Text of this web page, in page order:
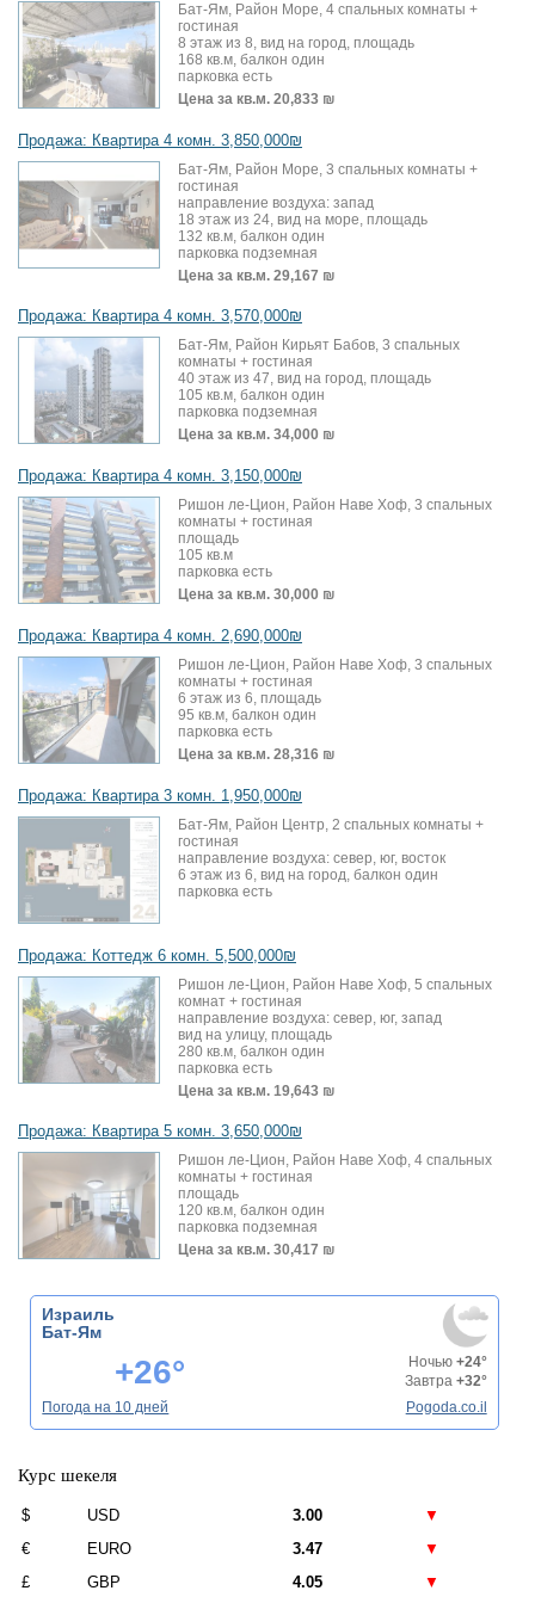
Бат-Ям, Район Море, 4 спальных комнаты +
гостиная
8 этаж из 8, вид на город, площадь
168 кв.м, балкон один
парковка есть
Цена за кв.м. 20,833 ₪
Продажа: Квартира 4 комн. 3,850,000₪
Бат-Ям, Район Море, 3 спальных комнаты +
гостиная
направление воздуха: запад
18 этаж из 24, вид на море, площадь
132 кв.м, балкон один
парковка подземная
Цена за кв.м. 29,167 ₪
Продажа: Квартира 4 комн. 3,570,000₪
Бат-Ям, Район Кирьят Бабов, 3 спальных
комнаты + гостиная
40 этаж из 47, вид на город, площадь
105 кв.м, балкон один
парковка подземная
Цена за кв.м. 34,000 ₪
Продажа: Квартира 4 комн. 3,150,000₪
Ришон ле-Цион, Район Наве Хоф, 3 спальных
комнаты + гостиная
площадь
105 кв.м
парковка есть
Цена за кв.м. 30,000 ₪
Продажа: Квартира 4 комн. 2,690,000₪
Ришон ле-Цион, Район Наве Хоф, 3 спальных
комнаты + гостиная
6 этаж из 6, площадь
95 кв.м, балкон один
парковка есть
Цена за кв.м. 28,316 ₪
Продажа: Квартира 3 комн. 1,950,000₪
Бат-Ям, Район Центр, 2 спальных комнаты +
гостиная
направление воздуха: север, юг, восток
6 этаж из 6, вид на город, балкон один
парковка есть
Продажа: Коттедж 6 комн. 5,500,000₪
Ришон ле-Цион, Район Наве Хоф, 5 спальных
комнат + гостиная
направление воздуха: север, юг, запад
вид на улицу, площадь
280 кв.м, балкон один
парковка есть
Цена за кв.м. 19,643 ₪
Продажа: Квартира 5 комн. 3,650,000₪
Ришон ле-Цион, Район Наве Хоф, 4 спальных
комнаты + гостиная
площадь
120 кв.м, балкон один
парковка подземная
Цена за кв.м. 30,417 ₪
Израиль
Бат-Ям
+26° Ночью +24°
Завтра +32°
Погода на 10 дней
Pogoda.co.il
Курс шекеля
$ USD 3.00
▼
€
EURO 3.47
▼
£
GBP 4.05 ▼